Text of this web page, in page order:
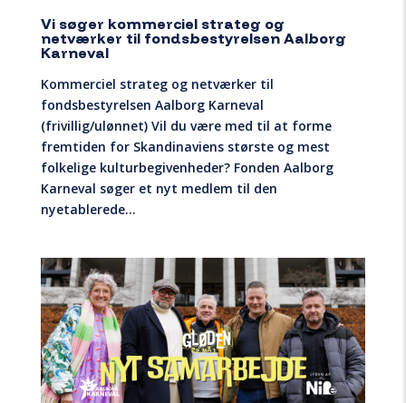
Vi søger kommerciel strateg og
netværker til fondsbestyrelsen Aalborg
Karneval
Kommerciel strateg og netværker til
fondsbestyrelsen Aalborg Karneval
(frivillig/ulønnet) Vil du være med til at forme
fremtiden for Skandinaviens største og mest
folkelige kulturbegivenheder? Fonden Aalborg
Karneval søger et nyt medlem til den
nyetablerede...